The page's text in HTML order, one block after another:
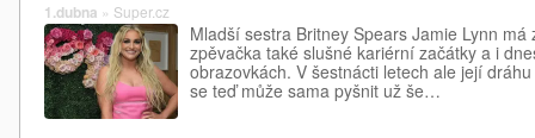
1.dubna » Super.cz
Mladší sestra Britney Spears Jamie Lynn
zpěvačka také slušné kariérní začátky a i
obrazovkách. V šestnácti letech ale její
se teď může sama pyšnit už še…